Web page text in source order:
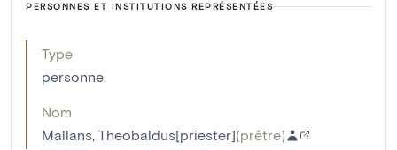
PERSONNES ET INSTITUTIONS REPRÉSENTÉES
Type
personne
Nom
Mallans, Theobaldus[priester](prêtre)